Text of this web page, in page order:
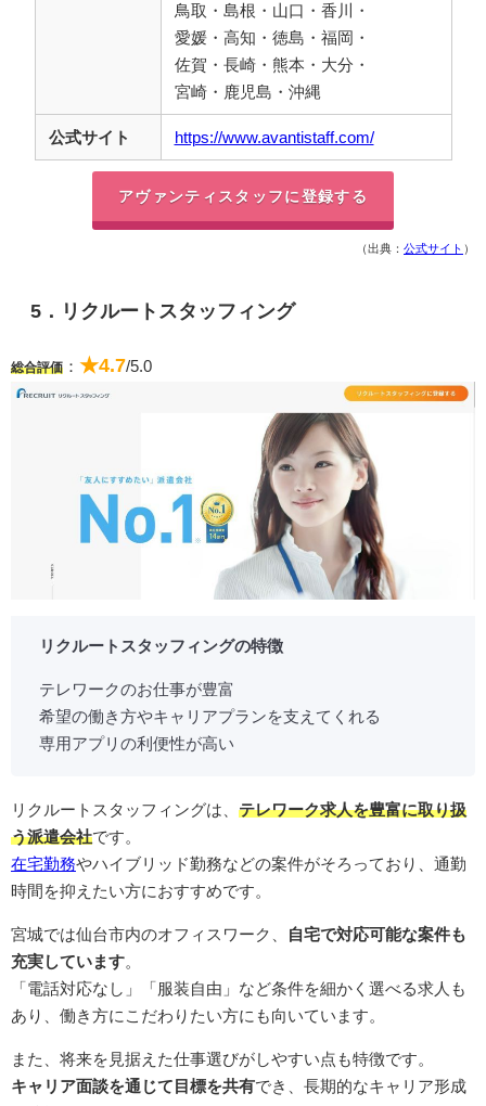
鳥取・島根・山口・香川・
愛媛・高知・徳島・福岡・
佐賀・長崎・熊本・大分・
宮崎・鹿児島・沖縄
公式サイト https://www.avantistaff.com/
アヴァンティスタッフに登録する
（出典： 公式サイト ）
5．リクルートスタッフィング
総合評価 ： ★4.7/5.0
リクルートスタッフィングの特徴
テレワークのお仕事が豊富
希望の働き方やキャリアプランを支えてくれる
専用アプリの利便性が高い
リクルートスタッフィングは、 テレワーク求人を豊富に取り扱
う派遣会社です。
在宅勤務やハイブリッド勤務などの案件がそろっており、通勤
時間を抑えたい方におすすめです。
宮城では仙台市内のオフィスワーク、
自宅で対応可能な案件も
充実しています。
「電話対応なし」「服装自由」など条件を細かく選べる求人も
あり、働き方にこだわりたい方にも向いています。
また、将来を見据えた仕事選びがしやすい点も特徴です。
キャリア面談を通じて目標を共有でき、長期的なキャリア形成